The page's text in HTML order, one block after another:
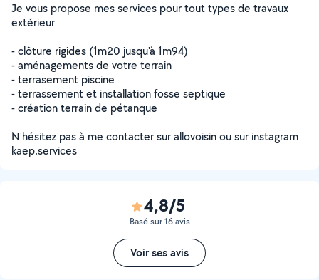
Je vous propose mes services pour tout types de travaux
extérieur
- clôture rigides (1m20 jusqu'à 1m94)
- aménagements de votre terrain
- terrasement piscine
- terrassement et installation fosse septique
- création terrain de pétanque
N'hésitez pas à me contacter sur allovoisin ou sur instagram
kaep.services
4,8/5
Basé sur 16 avis
Voir ses avis